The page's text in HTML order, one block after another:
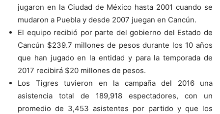
jugaron en la Ciudad de México hasta 2001 cuando se
mudaron a Puebla y desde 2007 juegan en Cancún.
El equipo recibió por parte del gobierno del Estado de
Cancún $239.7 millones de pesos durante los 10 años
que han jugado en la entidad y para la temporada de
2017 recibirá $20 millones de pesos.
Los Tigres tuvieron en la campaña del 2016 una
asistencia total de 189,918 espectadores, con un
promedio de 3,453 asistentes por partido y que los